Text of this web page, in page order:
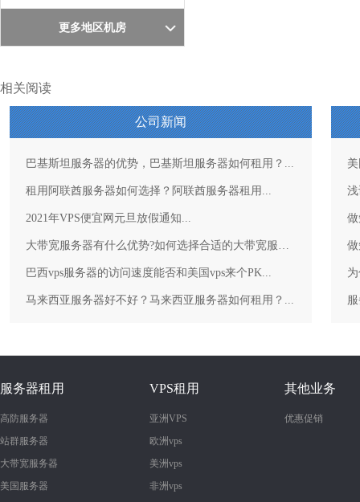
更多地区机房
相关阅读
公司新闻
巴基斯坦服务器的优势，巴基斯坦服务器如何租用？...
租用阿联酋服务器如何选择？阿联酋服务器租用...
2021年VPS便宜网元旦放假通知...
大带宽服务器有什么优势?如何选择合适的大带宽服务器？...
巴西vps服务器的访问速度能否和美国vps来个PK...
马来西亚服务器好不好？马来西亚服务器如何租用？...
服务器租用
高防服务器
站群服务器
大带宽服务器
美国服务器
VPS租用
亚洲VPS
欧洲vps
美洲vps
非洲vps
其他业务
优惠促销